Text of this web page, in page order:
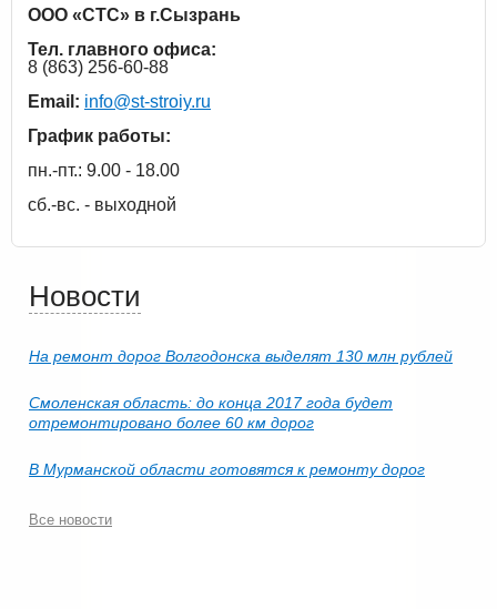
ООО «СТС» в г.Сызрань
Тел. главного офиса:
8 (863) 256-60-88
Email: info@st-stroiy.ru
График работы:
пн.-пт.: 9.00 - 18.00
сб.-вс. - выходной
Новости
На ремонт дорог Волгодонска выделят 130 млн рублей
Смоленская область: до конца 2017 года будет
отремонтировано более 60 км дорог
В Мурманской области готовятся к ремонту дорог
Все новости